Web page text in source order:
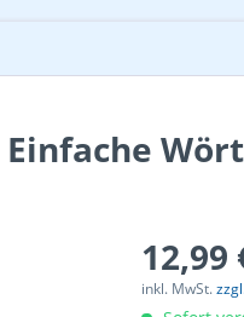
12,99
inkl. MwSt.